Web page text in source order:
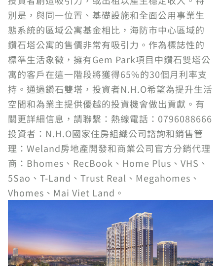
別是，與同一位置、基礎設施和全面公用事業生
態系統的區域公寓基金相比，海防市中心區域的
鑽石塔公寓的售價非常有吸引力。作為標誌性的
標準生活象徵，擁有Gem Park項目中鑽石雙塔公
寓的客戶在這一階段將獲得65%的30個月利率支
持。通過鑽石雙塔，投資者N.H.O希望為提升生活
空間和為業主提供優越的投資機會做出貢獻。有
關更詳細信息，請聯繫：熱線電話：0796088666
投資者：N.H.O國家住房組織公司諮詢和銷售管
理：Weland房地產開發和商業公司官方分銷代理
商：Bhomes、RecBook、Home Plus、VHS、
5Sao、T-Land、Trust Real、Megahomes、
Vhomes、Mai Viet Land。